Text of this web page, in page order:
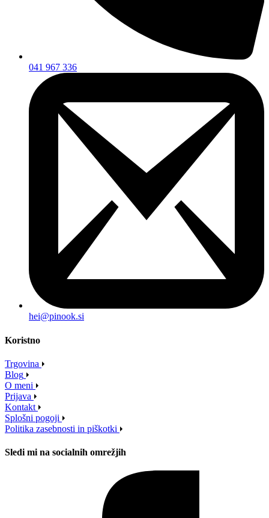
041 967 336
hei@pinook.si
Koristno
Trgovina
Blog
O meni
Prijava
Kontakt
Splošni pogoji
Politika zasebnosti in piškotki
Sledi mi na socialnih omrežjih